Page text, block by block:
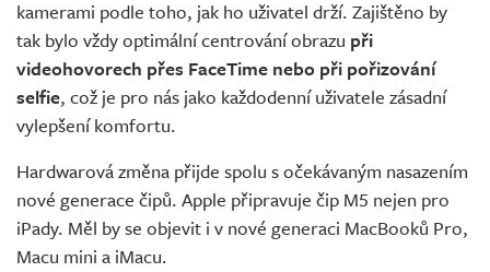
kamerami podle toho, jak ho uživatel drží. Zajištěno by
tak bylo vždy optimální centrování obrazu při
videohovorech přes FaceTime nebo při pořizování
selfie, což je pro nás jako každodenní uživatele zásadní
vylepšení komfortu.
Hardwarová změna přijde spolu s očekávaným nasazením
nové generace čipů. Apple připravuje čip M5 nejen pro
iPady. Měl by se objevit i v nové generaci MacBooků Pro,
Macu mini a iMacu.